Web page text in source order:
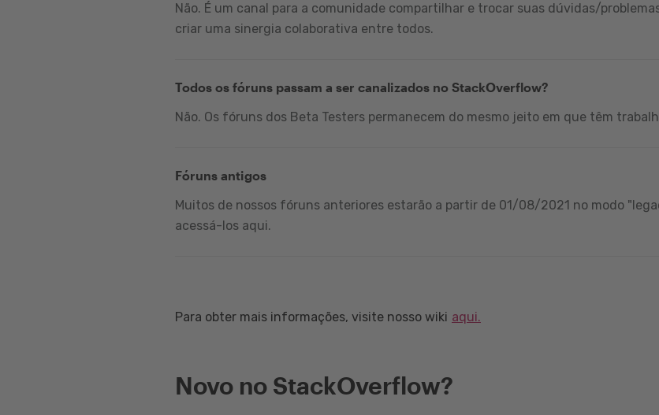
Não. É um canal para a comunidade compartilhar e trocar suas dúvidas/
criar uma sinergia colaborativa entre todos.
Todos os fóruns passam a ser canalizados no StackOverflow?
Não. Os fóruns dos Beta Testers permanecem do mesmo jeito em que têm
Fóruns antigos
Muitos de nossos fóruns anteriores estarão a partir de 01/08/2021 no modo
acessá-los aqui.
Para obter mais informações, visite nosso wiki aqui.
Novo no StackOverflow?